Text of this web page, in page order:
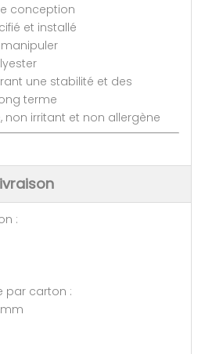
conception
et installé
une stabilité et des
terme
non irritant et non allergène
par carton :
par carton :